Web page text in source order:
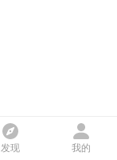
发现 我的